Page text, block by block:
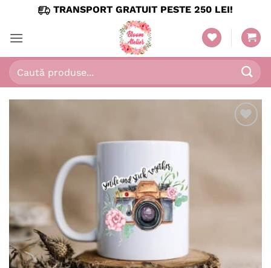
content
TRANSPORT GRATUIT PESTE 250 LEI!
Caută
după: